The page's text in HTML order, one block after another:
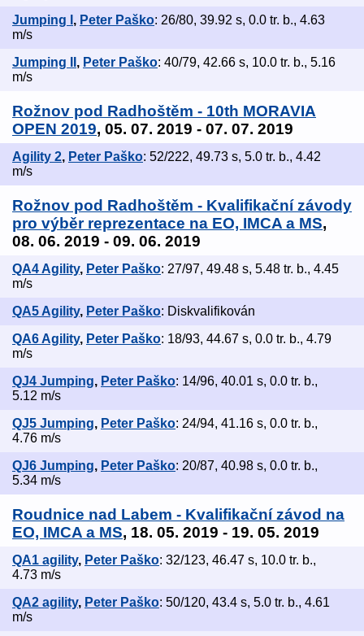
Jumping I , Peter Paško: 26/80, 39.92 s, 0.0 tr. b., 4.63
m/s
Jumping II , Peter Paško: 40/79, 42.66 s, 10.0 tr. b., 5.16
m/s
Rožnov pod Radhoštěm - 10th MORAVIA
OPEN 2019, 05. 07. 2019 - 07. 07. 2019
Agility 2, Peter Paško: 52/222, 49.73 s, 5.0 tr. b., 4.42
m/s
Rožnov pod Radhoštěm - Kvalifikační závody
pro výběr reprezentace na EO, IMCA a MS,
08. 06. 2019 - 09. 06. 2019
QA4 Agility, Peter Paško: 27/97, 49.48 s, 5.48 tr. b., 4.45
m/s
QA5 Agility, Peter Paško: Diskvalifikován
QA6 Agility, Peter Paško: 18/93, 44.67 s, 0.0 tr. b., 4.79
m/s
QJ4 Jumping, Peter Paško: 14/96, 40.01 s, 0.0 tr. b.,
5.12 m/s
QJ5 Jumping, Peter Paško: 24/94, 41.16 s, 0.0 tr. b.,
4.76 m/s
QJ6 Jumping, Peter Paško: 20/87, 40.98 s, 0.0 tr. b.,
5.34 m/s
Roudnice nad Labem - Kvalifikační závod na
EO, IMCA a MS, 18. 05. 2019 - 19. 05. 2019
QA1 agility, Peter Paško: 32/123, 46.47 s, 10.0 tr. b.,
4.73 m/s
QA2 agility, Peter Paško: 50/120, 43.4 s, 5.0 tr. b., 4.61
m/s